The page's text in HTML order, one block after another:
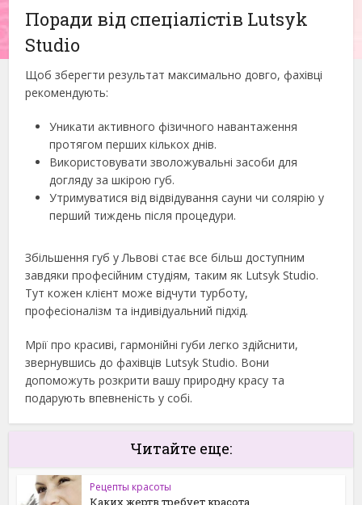
Поради від спеціалістів Lutsyk
Studio
Щоб зберегти результат максимально довго, фахівці
рекомендують:
Уникати активного фізичного навантаження
протягом перших кількох днів.
Використовувати зволожувальні засоби для
догляду за шкірою губ.
Утримуватися від відвідування сауни чи солярію у
перший тиждень після процедури.
Збільшення губ у Львові стає все більш доступним
завдяки професійним студіям, таким як Lutsyk Studio.
Тут кожен клієнт може відчути турботу,
професіоналізм та індивідуальний підхід.
Мрії про красиві, гармонійні губи легко здійснити,
звернувшись до фахівців Lutsyk Studio. Вони
допоможуть розкрити вашу природну красу та
подарують впевненість у собі.
Читайте еще:
Рецепты красоты
Каких жертв требует красота